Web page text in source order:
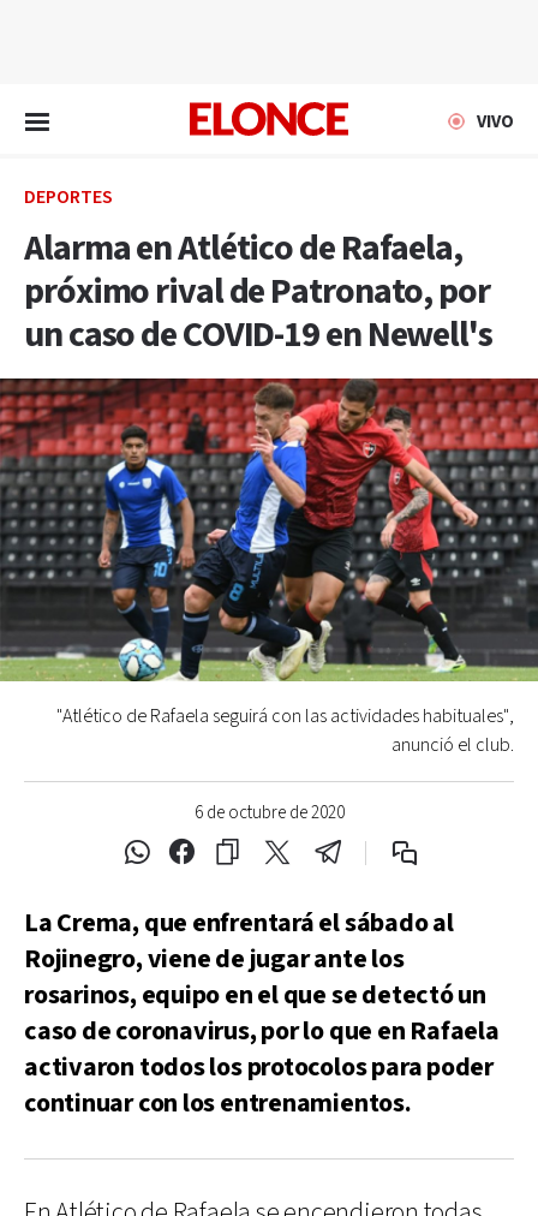
VIVO
DEPORTES
Alarma en Atlético de Rafaela,
próximo rival de Patronato, por
un caso de COVID-19 en Newell's
6 de octubre de 2020
"Atlético de Rafaela seguirá con las actividades habituales",
anunció el club.
La Crema, que enfrentará el sábado al
Rojinegro, viene de jugar ante los
rosarinos, equipo en el que se detectó un
caso de coronavirus, por lo que en Rafaela
activaron todos los protocolos para poder
continuar con los entrenamientos.